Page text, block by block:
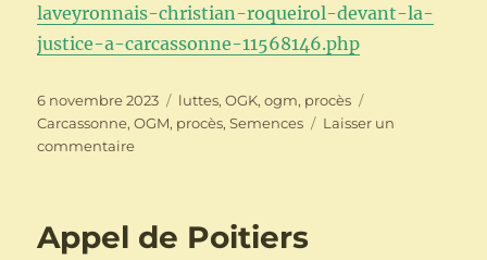
laveyronnais-christian-roqueirol-devant-la-
justice-a-carcassonne-11568146.php
Publié
le
6 novembre 2023 Catégories
luttes,OGK,ogm, procès
Carcassonne,OGM, procès,Semences
Laisser un
commentairesur
Volontaires
Appel de Poitiers